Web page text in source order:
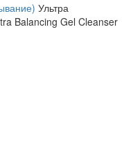
Ультра
Balancing Gel Cleanser